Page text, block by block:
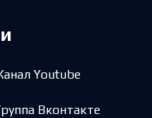
Youtube
Вконтакте